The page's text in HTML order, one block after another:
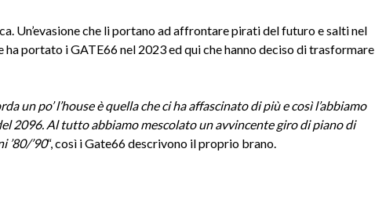
Un’evasione che li portano ad affrontare pirati del futuro e salti nel
ha portato i GATE66 nel 2023 ed qui che hanno deciso di trasformare
un po’ l’house è quella che ci ha affascinato di più e così l’abbiamo
2096. Al tutto abbiamo mescolato un avvincente giro di piano di
’80/’90“, così i Gate66 descrivono il proprio brano.